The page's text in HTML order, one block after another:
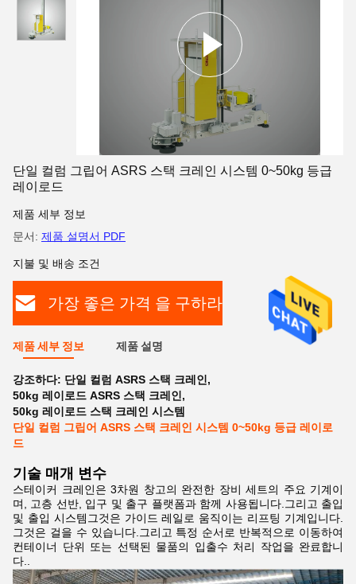
단일 컬럼 그립어 ASRS 스택 크레인 시스템 0~50kg 등급
레이로드
제품 세부 정보
문서: 제품 설명서 PDF
지불 및 배송 조건
가장 좋은 가격 을 구하라
제품 세부 정보 제품 설명
강조하다: 단일 컬럼 ASRS 스택 크레인 ,
50kg 레이로드 ASRS 스택 크레인 ,
50kg 레이로드 스택 크레인 시스템
단일 컬럼 그립어 ASRS 스택 크레인 시스템 0~50kg 등급 레이로
드
기술 매개 변수
스테이커 크레인은 3차원 창고의 완전한 장비 세트의 주요 기계이
며, 고층 선반, 입구 및 출구 플랫폼과 함께 사용됩니다.그리고 출입
및 출입 시스템그것은 가이드 레일로 움직이는 리프팅 기계입니다.
그것은 걸을 수 있습니다.그리고 특정 순서로 반복적으로 이동하여
컨테이너 단위 또는 선택된 물품의 입출수 처리 작업을 완료합니
다..